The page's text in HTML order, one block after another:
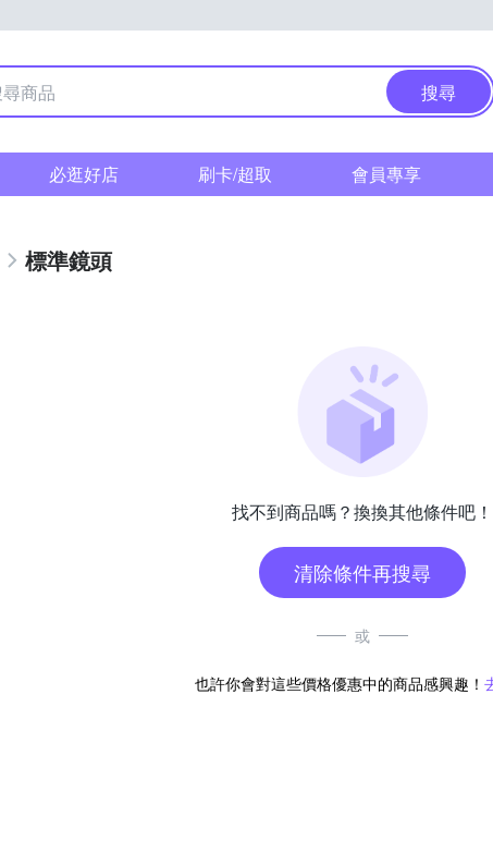
搜尋
必逛好店 刷卡/超取 會員專享
標準鏡頭
找不到商品嗎？換換其他條件吧！
清除條件再搜尋
或
也許你會對這些價格優惠中的商品感興趣！